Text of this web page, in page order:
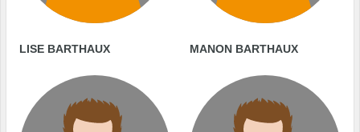
LISE BARTHAUX MANON BARTHAUX